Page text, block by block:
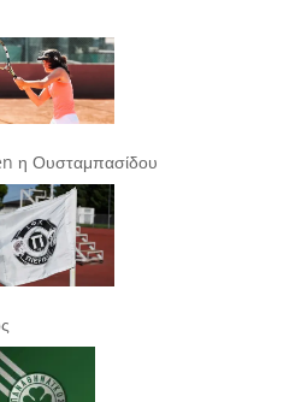
η Ουσταμπασίδου